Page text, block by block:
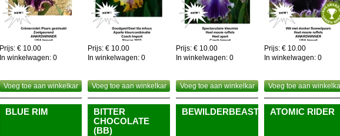
Prijs: € 10.00
In winkelwagen: 0
Voeg toe aan winkelkar
Prijs: € 10.00
In winkelwagen: 0
Voeg toe aan winkelkar
Prijs: € 10.00
In winkelwagen: 0
Voeg toe aan winkelkar
Prijs: € 10.00
In winkelwagen: 0
Voeg toe aan
BLUE RIM
BITTER
CHOCOLATE
(BB)
BEWILDERBEAST ATOMIC RIDER